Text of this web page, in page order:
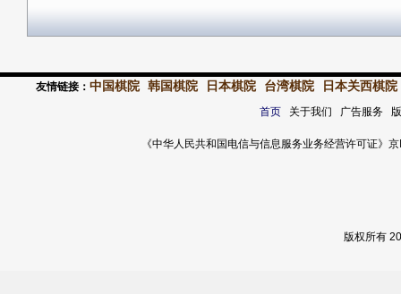
友情链接： 中国棋院 韩国棋院 日本棋院 台湾棋院 日本关西棋院
首页关于我们 广告服务
《中华人民共和国电信与信息服务业务经营许可证
版权所有